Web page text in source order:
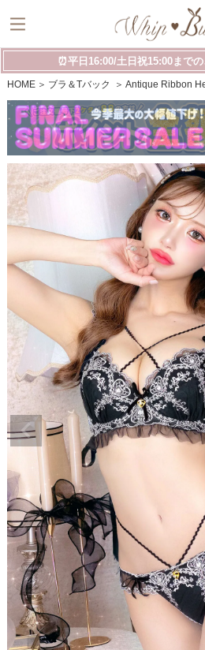
⏰平日16:00/土日祝15:00まで
HOME ブラ＆Tバック Antique Ribbon